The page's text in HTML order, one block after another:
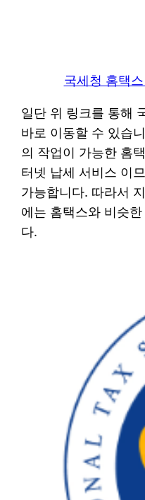
국세청 홈택
일단 위 링크를 통해
바로 이동할 수 있습
의 작업이 가능한 홈
터넷 납세 서비스 이
가능합니다. 따라서
에는 홈택스와 비슷한
다.